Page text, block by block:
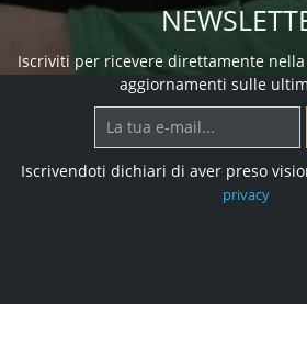
Iscriviti per ricevere direttamente
aggiornamenti sulle
Iscrivendoti dichiari di aver preso
privacy